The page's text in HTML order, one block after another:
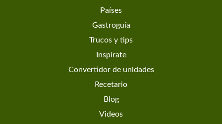
Países
Gastroguía
Trucos y tips
Inspírate
Convertidor de unidades
Recetario
Blog
Videos